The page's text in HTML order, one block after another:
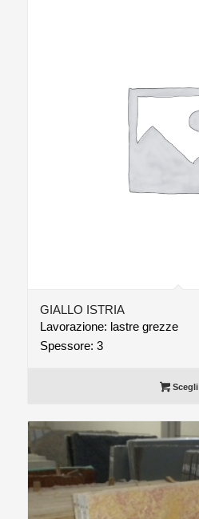
GIALLO ISTRIA
Lavorazione: lastre grezze
Spessore: 3
Scegli